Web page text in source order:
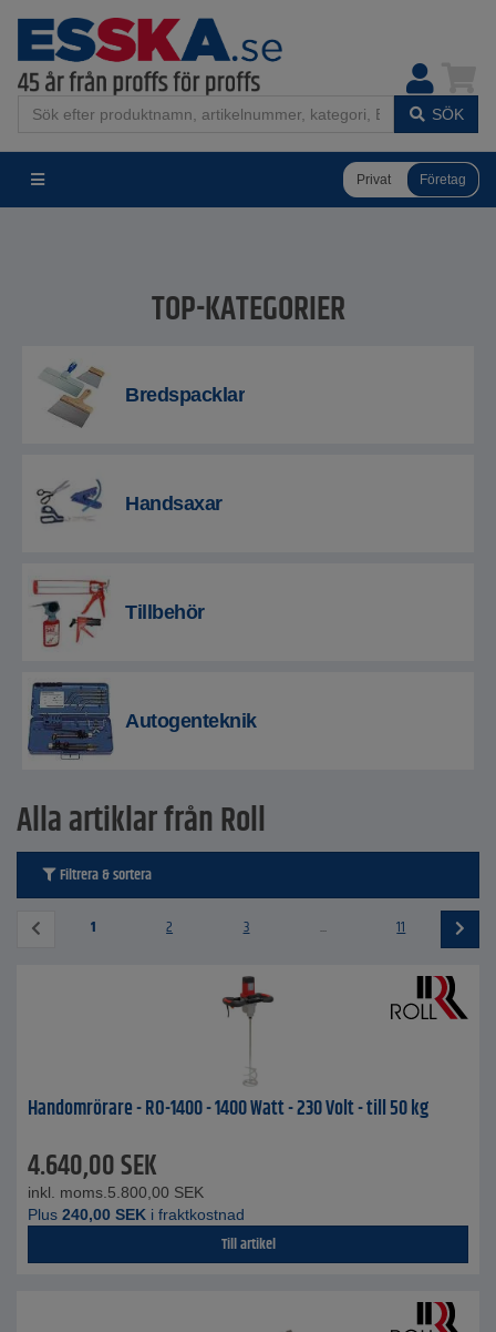
SÖK
Privat Företag
TOP-KATEGORIER
Bredspacklar
Handsaxar
Tillbehör
Autogenteknik
Alla artiklar från Roll
Filtrera & sortera
1 2 3 ... 11
Handomrörare - RO-1400 - 1400 Watt - 230 Volt - till 50 kg
4.640,00SEK
inkl. moms. 5.800,00 SEK
Plus 240,00 SEK i fraktkostnad
Till artikel